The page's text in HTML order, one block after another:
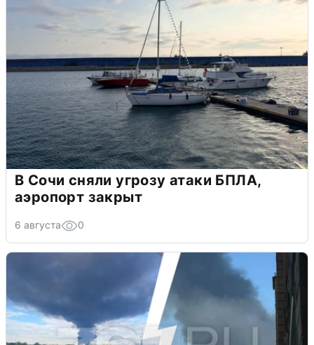
В Сочи сняли угрозу атаки БПЛА,
аэропорт закрыт
6 августа 0